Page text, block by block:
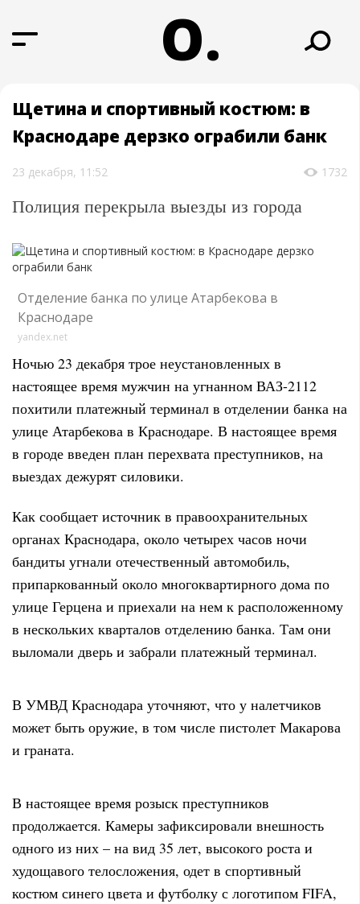
О.
Щетина и спортивный костюм: в
Краснодаре дерзко ограбили банк
23 декабря, 11:52 1732
Полиция перекрыла выезды из города
Отделение банка по улице Атарбекова в
Краснодаре
yandex.net
Ночью 23 декабря трое неустановленных в
настоящее время мужчин на угнанном ВАЗ-2112
похитили платежный терминал в отделении банка на
улице Атарбекова в Краснодаре. В настоящее время
в городе введен план перехвата преступников, на
выездах дежурят силовики.
Как сообщает источник в правоохранительных
органах Краснодара, около четырех часов ночи
бандиты угнали отечественный автомобиль,
припаркованный около многоквартирного дома по
улице Герцена и приехали на нем к расположенному
в нескольких кварталов отделению банка. Там они
выломали дверь и забрали платежный терминал.
В УМВД Краснодара уточняют, что у налетчиков
может быть оружие, в том числе пистолет Макарова
и граната.
В настоящее время розыск преступников
продолжается. Камеры зафиксировали внешность
одного из них – на вид 35 лет, высокого роста и
худощавого телосложения, одет в спортивный
костюм синего цвета и футболку с логотипом FIFA,